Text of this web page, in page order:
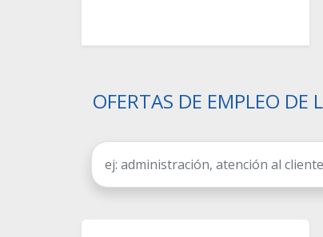
OFERTAS DE EMPLEO DE